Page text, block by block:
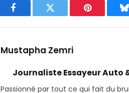
Facebook Twitter Pinterest
Mustapha Zemri
Journaliste Essayeur Auto
Passionné par tout ce qui fait du